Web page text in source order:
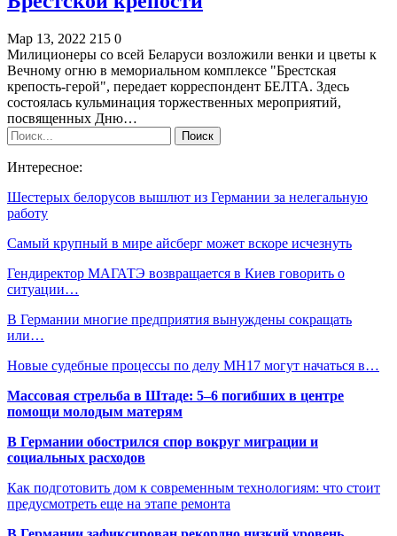
Мар 13, 2022 215 0
Милиционеры со всей Беларуси возложили венки и цветы к
Вечному огню в мемориальном комплексе "Брестская
крепость-герой", передает корреспондент БЕЛТА. Здесь
состоялась кульминация торжественных мероприятий,
посвященных Дню…
Интересное:
Шестерых белорусов вышлют из Германии за нелегальную
работу
Самый крупный в мире айсберг может вскоре исчезнуть
Гендиректор МАГАТЭ возвращается в Киев говорить о
ситуации…
В Германии многие предприятия вынуждены сокращать
или…
Новые судебные процессы по делу МН17 могут начаться в…
Массовая стрельба в Штаде: 5–6 погибших в центре
помощи молодым матерям
В Германии обострился спор вокруг миграции и
социальных расходов
Как подготовить дом к современным технологиям: что стоит
предусмотреть еще на этапе ремонта